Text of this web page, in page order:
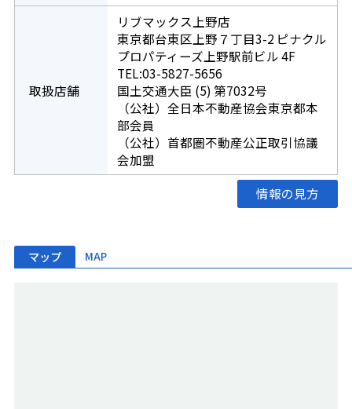
取扱店舗
リブマックス上野店
東京都台東区上野７丁目3-2 ピナクル
プロパティーズ上野駅前ビル 4F
TEL:03-5827-5656
国土交通大臣 (5) 第7032号
（公社）全日本不動産協会東京都本
部会員
（公社）首都圏不動産公正取引協議
会加盟
情報の見方
マップ MAP